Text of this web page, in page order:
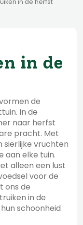
in de herfst
in de
de
In de
naar herfst
pracht. Met
vruchten
aan elke tuin.
alleen een lust
voor de
ons de
in de
schoonheid